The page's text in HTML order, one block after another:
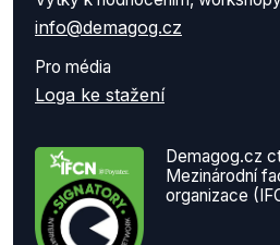
info@demagog.cz
Pro média
Loga ke stažení
Demagog.cz
Mezinárodní
organizace